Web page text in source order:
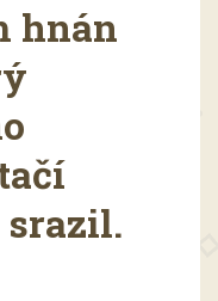
hnán
srazil.